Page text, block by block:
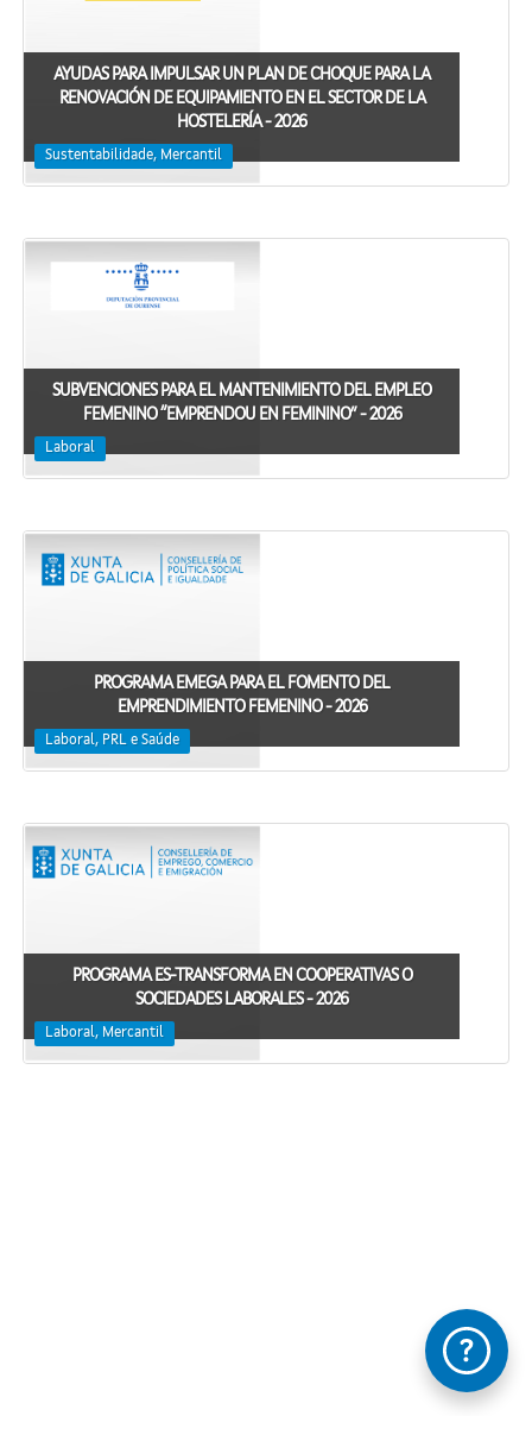
AYUDAS PARA IMPULSAR UN PLAN DE CHOQUE PARA LA
RENOVACIÓN DE EQUIPAMIENTO EN EL SECTOR DE LA
HOSTELERÍA - 2026
Sustentabilidade, Mercantil
SUBVENCIONES PARA EL MANTENIMIENTO DEL EMPLEO
FEMENINO “EMPRENDOU EN FEMININO” - 2026
Laboral
PROGRAMA EMEGA PARA EL FOMENTO DEL
EMPRENDIMIENTO FEMENINO - 2026
Laboral, PRL e Saúde
PROGRAMA ES-TRANSFORMA EN COOPERATIVAS O
SOCIEDADES LABORALES - 2026
Laboral, Mercantil